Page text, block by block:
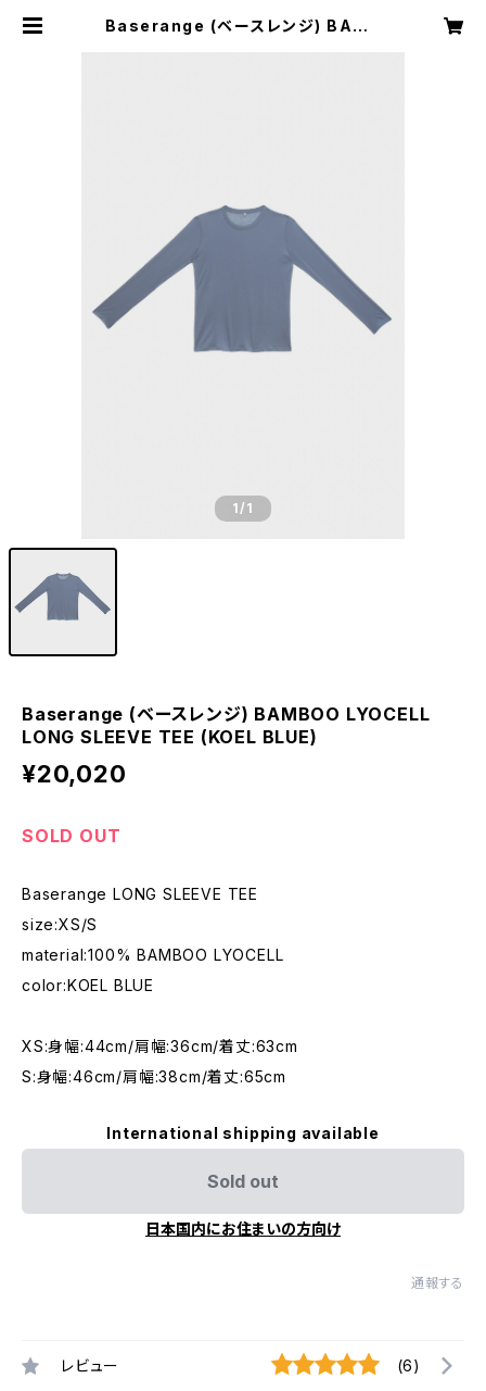
Baserange (ベースレンジ) BAMB
1/1
Baserange (ベースレンジ) BAMBOO LYOCELL
LONG SLEEVE TEE (KOEL BLUE)
¥20,020
SOLD OUT
Baserange LONG SLEEVE TEE
size:XS/S
material:100% BAMBOO LYOCELL
color:KOEL BLUE
XS:身幅:44cm/肩幅:36cm/着丈:63cm
S:身幅:46cm/肩幅:38cm/着丈:65cm
International shipping available
Sold out
日本国内にお住まいの方向け
通報する
レビュー (6)